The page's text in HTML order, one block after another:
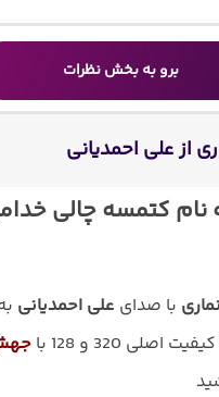
برو به بخش نظرات
از علی احمدیانی
نام کتمسه چالی
با صدای علی احمدیانی
320 و 128 با